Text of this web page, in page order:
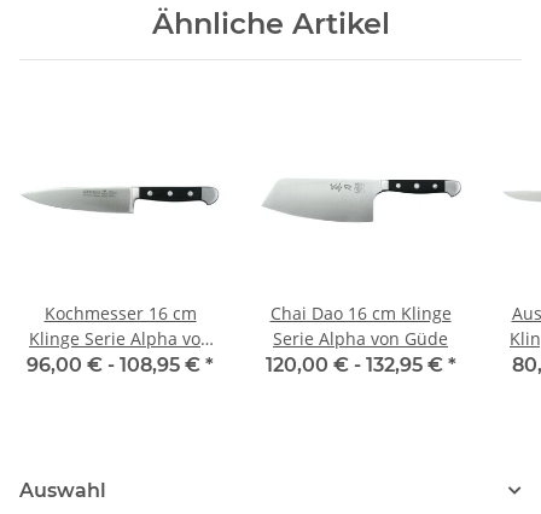
Ähnliche Artikel
Kochmesser 16 cm
Klinge Serie Alpha von
Güde
96,00 € - 108,95 € *
Chai Dao 16 cm Klinge
Serie Alpha von Güde
120,00 € - 132,95 € *
Auswahl